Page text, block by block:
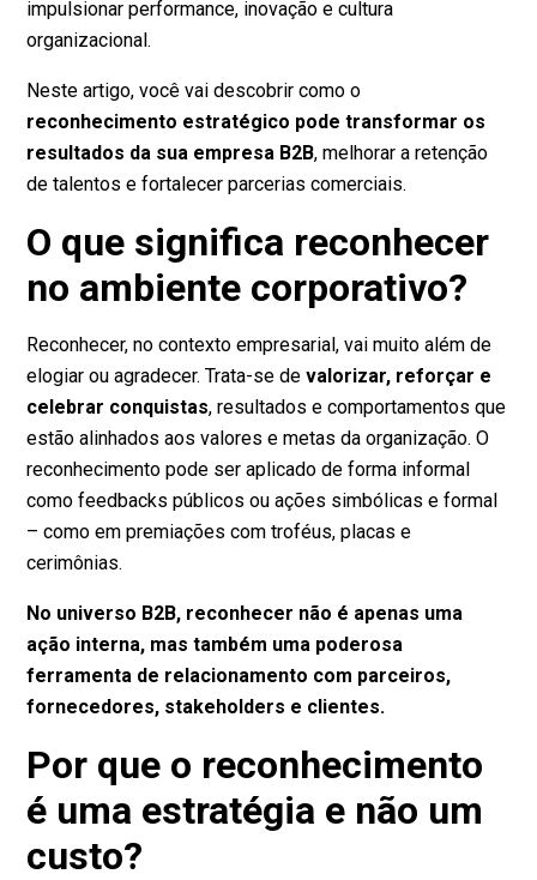
impulsionar performance, inovação e cultura
organizacional.
Neste artigo, você vai descobrir como o
reconhecimento estratégico pode transformar os
resultados da sua empresa B2B, melhorar a retenção
de talentos e fortalecer parcerias comerciais.
O que significa reconhecer
no ambiente corporativo?
Reconhecer, no contexto empresarial, vai muito além de
elogiar ou agradecer. Trata-se devalorizar, reforçar e
celebrar conquistas, resultados e comportamentos que
estão alinhados aos valores e metas da organização. O
reconhecimento pode ser aplicado de forma informal
como feedbacks públicos ou ações simbólicas e formal
– como em premiações com troféus, placas e
cerimônias.
No universo B2B, reconhecer não é apenas uma
ação interna, mas também uma poderosa
ferramenta de relacionamento com parceiros,
fornecedores, stakeholders e clientes.
Por que o reconhecimento
é uma estratégia e não um
custo?